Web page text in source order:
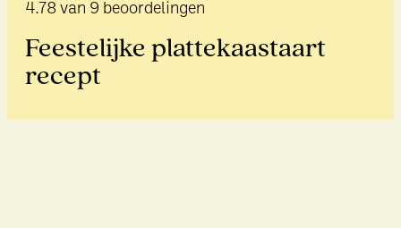
4.78 van 9 beoordelingen
Feestelijke plattekaastaart
recept